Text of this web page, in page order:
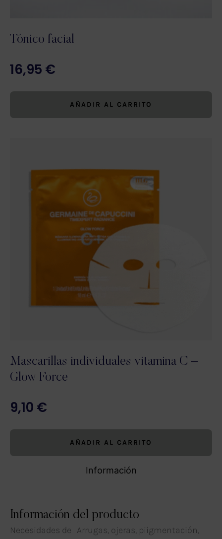
Tónico facial
16,95 €
AÑADIR AL CARRITO
Mascarillas individuales vitamina C –
Glow Force
9,10 €
AÑADIR AL CARRITO
Información
Información del producto
Necesidades de Arrugas, ojeras, piigmentación,